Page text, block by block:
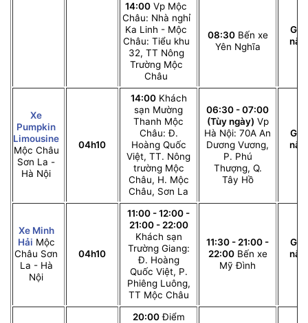
14:00 Vp Mộc
Châu: Nhà nghỉ
Ka Linh - Mộc
Châu: Tiểu khu
32, TT Nông
Trường Mộc
Châu
08:30Bến xe
Yên Nghĩa
Xe
Pumpkin
Limousine
Mộc Châu
Sơn La -
Hà Nội
04h10
14:00Khách
sạn Mường
Thanh Mộc
Châu: Đ.
Hoàng Quốc
Việt, TT. Nông
trường Mộc
Châu, H. Mộc
Châu, Sơn La
06:30 - 07:00
(Tùy ngày) Vp
Hà Nội: 70A An
Dương Vương,
P. Phú
Thượng, Q.
Tây Hồ
Xe Minh
Hải Mộc
Châu Sơn
La - Hà
Nội
04h10
11:00 - 12:00 -
21:00 - 22:00
Khách sạn
Trường Giang:
Đ. Hoàng
Quốc Việt, P.
Phiêng Luông,
TT Mộc Châu
11:30 - 21:00 -
22:00Bến xe
Mỹ Đình
20:00Điểm